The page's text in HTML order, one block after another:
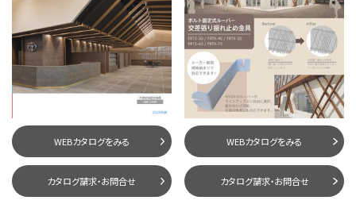
WEBカタログをみる
カタログ請求・お問合せ
WEBカタログをみる
カタログ請求・お問合せ